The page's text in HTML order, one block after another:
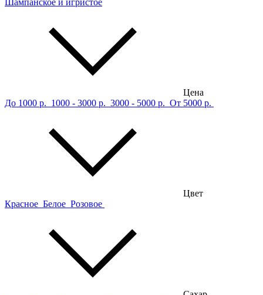
Шампанское и игристое
Цена
До 1000 р. 1000 - 3000 р. 3000 - 5000 р. От 5000 р.
Цвет
Красное Белое Розовое